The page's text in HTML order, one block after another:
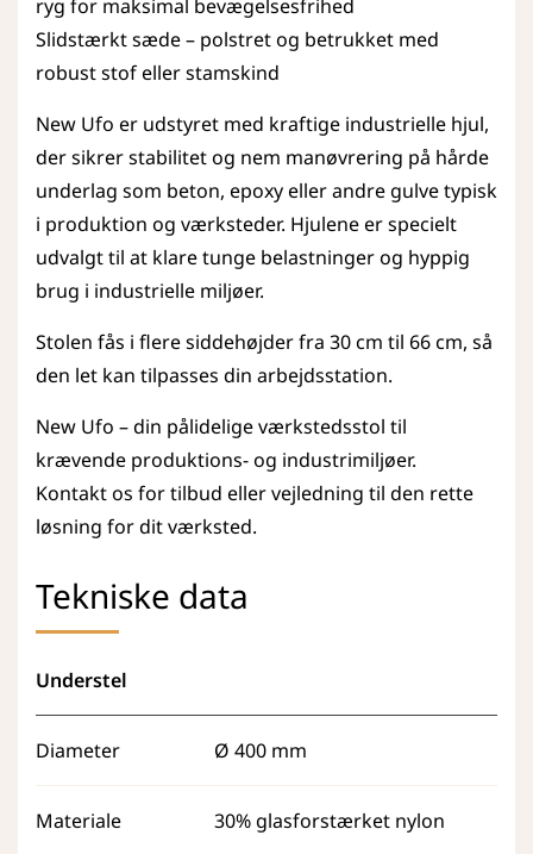
ryg for maksimal bevægelsesfrihed
Slidstærkt sæde – polstret og betrukket med
robust stof eller stamskind
New Ufo er udstyret med kraftige industrielle hjul,
der sikrer stabilitet og nem manøvrering på hårde
underlag som beton, epoxy eller andre gulve typisk
i produktion og værksteder. Hjulene er specielt
udvalgt til at klare tunge belastninger og hyppig
brug i industrielle miljøer.
Stolen fås i flere siddehøjder fra 30 cm til 66 cm, så
den let kan tilpasses din arbejdsstation.
New Ufo – din pålidelige værkstedsstol til
krævende produktions- og industrimiljøer.
Kontakt os for tilbud eller vejledning til den rette
løsning for dit værksted.
Tekniske data
Understel
Diameter Ø 400 mm
Materiale 30% glasforstærket nylon